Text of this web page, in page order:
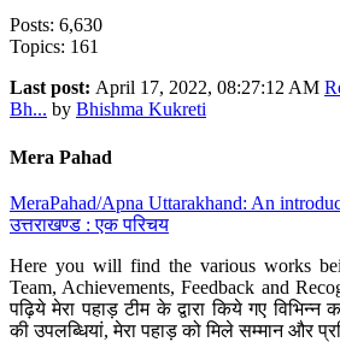
Posts: 6,630
Topics: 161
Last post: April 17, 2022, 08:27:12 AM
Bh... by Bhishma Kukreti
Mera Pahad
MeraPahad/Apna Uttarakhand: An
उत्तराखण्ड : एक परिचय
Here you will find the various works
Team, Achievements, Feedback and
पढ़िये मेरा पहाड़ टीम के द्वारा किये गए विभिन्न
की उपलब्धियां, मेरा पहाड़ को मिले सम्मान और